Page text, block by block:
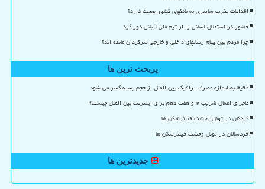
اقدامات مخرب سایبری به بانکهای کشور صحت دارد؟
حضور در استقلال آسانی را از تیم ملی آلبانی دور کرد
چرا مردم بین پیام رسانهای داخلی و خارجی سرگردان مانده اند؟
پربحث ترین ها
دقیقا به اندازه مصرف ترافیک بین الملل از حجم بسته کسر می شود
ماجرای اعمال ضریب ۲ و هفت دهم برای اینترنت بین الملل چیست؟
کودکان در تونل وحشت فیلترشکن ها
خردسالان در تونل وحشت فیلترشکن ها
جدیدترین ها